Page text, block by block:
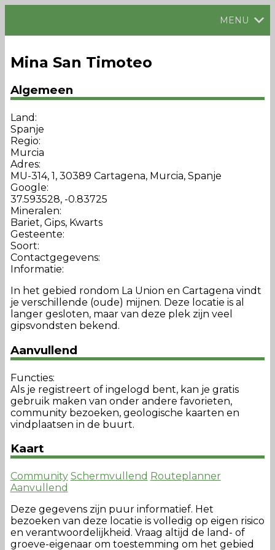
MENU
Mina San Timoteo
Algemeen
Land:
Spanje
Regio:
Murcia
Adres:
MU-314, 1, 30389 Cartagena, Murcia, Spanje
Google:
37.593528, -0.83725
Mineralen:
Bariet, Gips, Kwarts
Gesteente:
Soort:
Contactgegevens:
Informatie:
In het gebied rondom La Union en Cartagena vindt
je verschillende (oude) mijnen. Deze locatie is al
langer gesloten, maar van deze plek zijn veel
gipsvondsten bekend.
Aanvullend
Functies:
Als je registreert of ingelogd bent, kan je gratis
gebruik maken van onder andere favorieten,
community bezoeken, geologische kaarten en
vindplaatsen in de buurt.
Kaart
Community Schermvullend Routeplanner
Aanvullend
Deze gegevens zijn puur informatief. Het
bezoeken van deze locatie is volledig op eigen risico
en verantwoordelijkheid. Vraag altijd de land- of
groeve-eigenaar om toestemming om het gebied